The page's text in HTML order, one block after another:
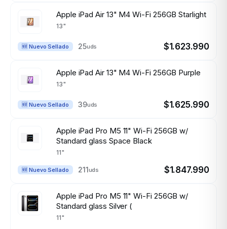
Apple iPad Air 13" M4 Wi-Fi 256GB Starlight
13"
🆕 Nuevo Sellado 25uds $1.623.990
Apple iPad Air 13" M4 Wi-Fi 256GB Purple
13"
🆕 Nuevo Sellado 39uds $1.625.990
Apple iPad Pro M5 11" Wi-Fi 256GB w/
Standard glass Space Black
11"
🆕 Nuevo Sellado 211uds $1.847.990
Apple iPad Pro M5 11" Wi-Fi 256GB w/
Standard glass Silver (
11"